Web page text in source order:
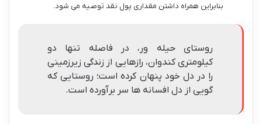
بنابراین همراه داشتن مقداری پول نقد توصیه می شود.
روستای حیله ور، در فاصله تنها دو
کیلومتری کندوان، رازهایی از زندگی زیرزمینی
را در دل خود پنهان کرده است؛ روستایی که
گویی از دل افسانه ها سر برآورده است.